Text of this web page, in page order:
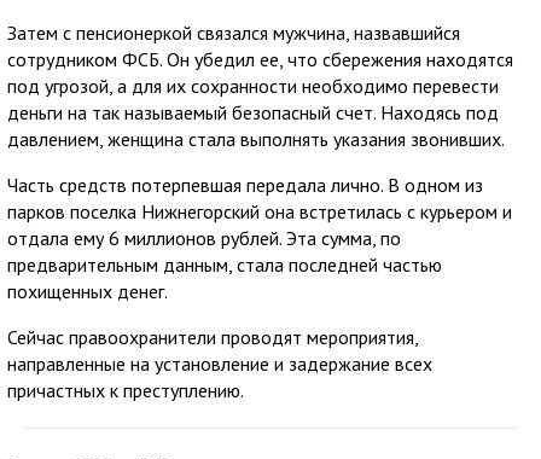
Затем с пенсионеркой связался мужчина, назвавшийся
сотрудником ФСБ. Он убедил ее, что сбережения находятся
под угрозой, а для их сохранности необходимо перевести
деньги на так называемый безопасный счет. Находясь под
давлением, женщина стала выполнять указания звонивших.
Часть средств потерпевшая передала лично. В одном из
парков поселка Нижнегорский она встретилась с курьером и
отдала ему 6 миллионов рублей. Эта сумма, по
предварительным данным, стала последней частью
похищенных денег.
Сейчас правоохранители проводят мероприятия,
направленные на установление и задержание всех
причастных к преступлению.